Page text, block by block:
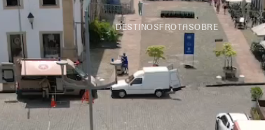
DESTINOS FROTA SOBRE